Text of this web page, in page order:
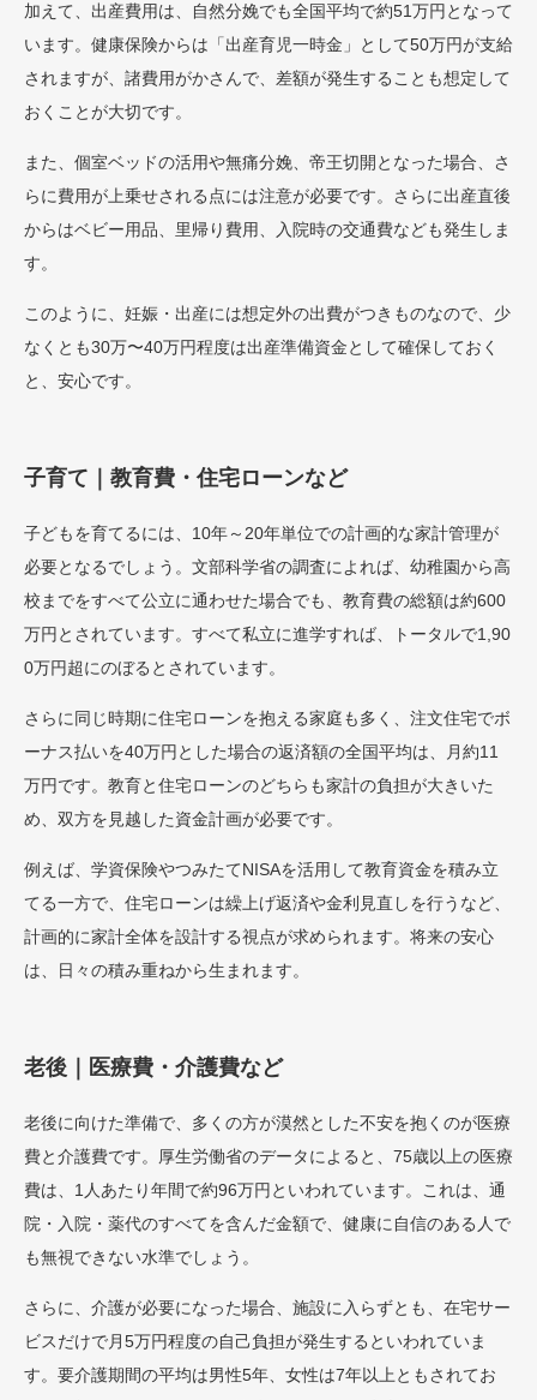
加えて、出産費用は、自然分娩でも全国平均で約51万円となって
います。健康保険からは「出産育児一時金」として50万円が支給
されますが、諸費用がかさんで、差額が発生することも想定して
おくことが大切です。
また、個室ベッドの活用や無痛分娩、帝王切開となった場合、さ
らに費用が上乗せされる点には注意が必要です。さらに出産直後
からはベビー用品、里帰り費用、入院時の交通費なども発生しま
す。
このように、妊娠・出産には想定外の出費がつきものなので、少
なくとも30万〜40万円程度は出産準備資金として確保しておく
と、安心です。
子育て｜教育費・住宅ローンなど
子どもを育てるには、10年～20年単位での計画的な家計管理が
必要となるでしょう。文部科学省の調査によれば、幼稚園から高
校までをすべて公立に通わせた場合でも、教育費の総額は約600
万円とされています。すべて私立に進学すれば、トータルで1,90
0万円超にのぼるとされています。
さらに同じ時期に住宅ローンを抱える家庭も多く、注文住宅でボ
ーナス払いを40万円とした場合の返済額の全国平均は、月約11
万円です。教育と住宅ローンのどちらも家計の負担が大きいた
め、双方を見越した資金計画が必要です。
例えば、学資保険やつみたてNISAを活用して教育資金を積み立
てる一方で、住宅ローンは繰上げ返済や金利見直しを行うなど、
計画的に家計全体を設計する視点が求められます。将来の安心
は、日々の積み重ねから生まれます。
老後｜医療費・介護費など
老後に向けた準備で、多くの方が漠然とした不安を抱くのが医療
費と介護費です。厚生労働省のデータによると、75歳以上の医療
費は、1人あたり年間で約96万円といわれています。これは、通
院・入院・薬代のすべてを含んだ金額で、健康に自信のある人で
も無視できない水準でしょう。
さらに、介護が必要になった場合、施設に入らずとも、在宅サー
ビスだけで月5万円程度の自己負担が発生するといわれていま
す。要介護期間の平均は男性5年、女性は7年以上ともされてお